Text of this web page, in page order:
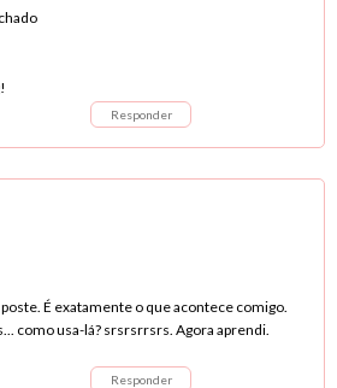
Responder
É exatamente o que acontece comigo.
como usa-lá? srsrsrrsrs. Agora aprendi.
Responder